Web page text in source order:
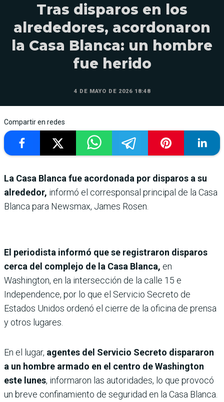
Tras disparos en los
alrededores, acordonaron
la Casa Blanca: un hombre
fue herido
4 DE MAYO DE 2026 18:48
Compartir en redes
La Casa Blanca fue acordonada por disparos a su
alrededor, informó el corresponsal principal de la Casa
Blanca para Newsmax, James Rosen.
El periodista informó que se registraron disparos
cerca del complejo de la Casa Blanca, en
Washington, en la intersección de la calle 15 e
Independence, por lo que el Servicio Secreto de
Estados Unidos ordenó el cierre de la oficina de prensa
y otros lugares.
En el lugar, agentes del Servicio Secreto dispararon
a un hombre armado en el centro de Washington
este lunes, informaron las autoridades, lo que provocó
un breve confinamiento de seguridad en la Casa Blanca.